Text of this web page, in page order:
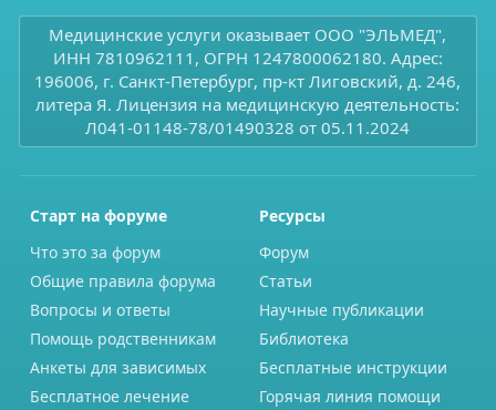
Медицинские услуги оказывает ООО "ЭЛЬМЕД",
ИНН 7810962111, ОГРН 1247800062180. Адрес:
196006, г. Санкт-Петербург, пр-кт Лиговский, д. 246,
литера Я. Лицензия на медицинскую деятельность:
Л041-01148-78/01490328 от 05.11.2024
Старт на форуме
Что это за форум
Общие правила форума
Вопросы и ответы
Помощь родственникам
Анкеты для зависимых
Бесплатное лечение
Ресурсы
Форум
Статьи
Научные публикации
Библиотека
Бесплатные инструкции
Горячая линия помощи